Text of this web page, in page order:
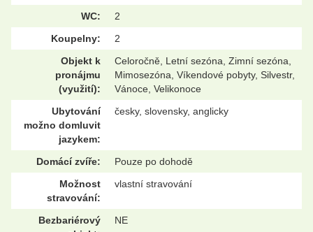
WC:
2
Koupelny:
2
Objekt k
pronájmu
(využití):
Celoročně, Letní sezóna, Zimní sezóna,
Mimosezóna, Víkendové pobyty, Silvestr,
Vánoce, Velikonoce
Ubytování
možno domluvit
jazykem:
česky, slovensky, anglicky
Domácí zvíře:
Pouze po dohodě
Možnost
stravování:
vlastní stravování
Bezbariérový
NE